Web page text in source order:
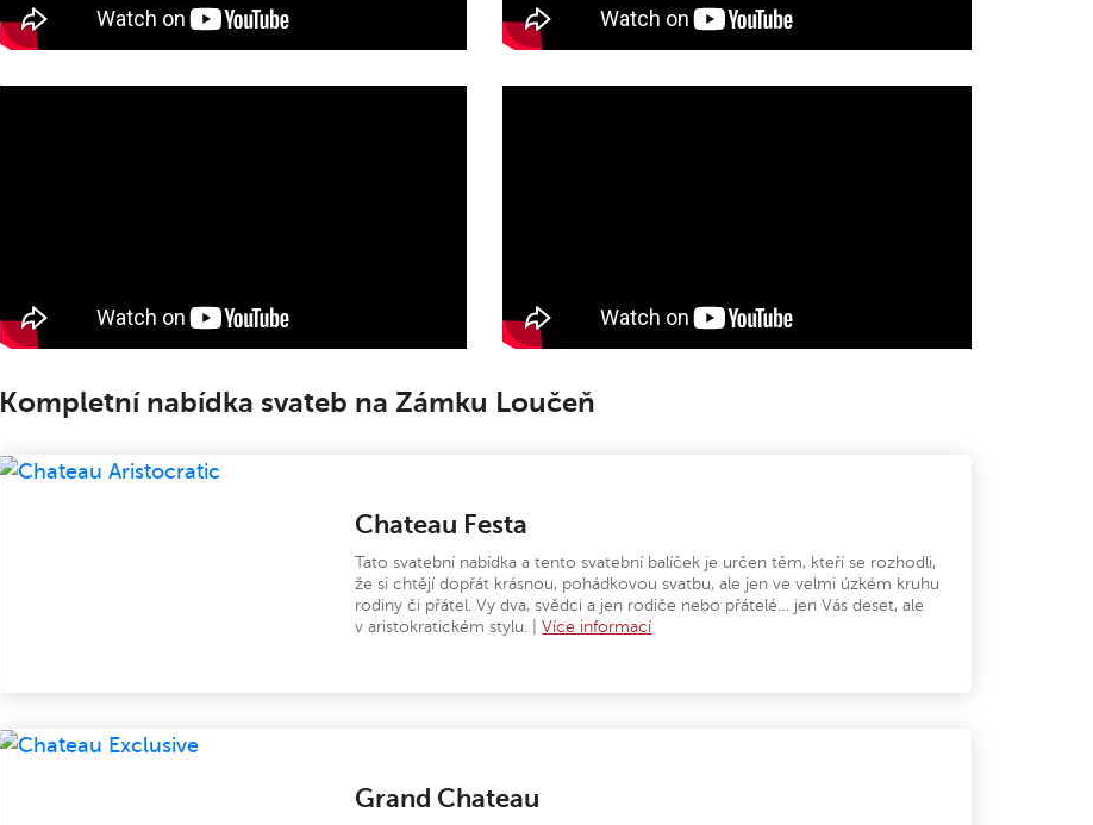
Kompletní nabídka svateb na Zámku Loučeň
Chateau Festa
Tato svatební nabídka a tento svatební balíček je určen těm, kteří se rozhodli,
že si chtějí dopřát krásnou, pohádkovou svatbu, ale jen ve velmi úzkém kruhu
rodiny či přátel. Vy dva, svědci a jen rodiče nebo přátelé… jen Vás deset, ale
v aristokratickém stylu. |Více informací
Grand Chateau